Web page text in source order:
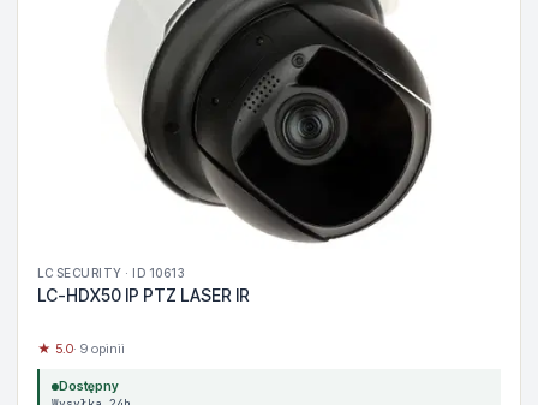
LC SECURITY · ID 10613
LC-HDX50 IP PTZ LASER IR
★ 5.0· 9 opinii
Dostępny